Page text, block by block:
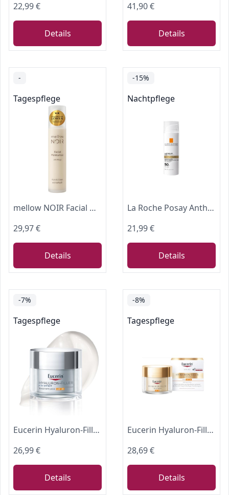
22,99 €
Details
41,90 €
Details
-
Tagespflege
mellow NOIR Facial Moisturiser 50ml Gesichtscreme
29,97 €
Details
-15%
Nachtpflege
La Roche Posay Anthelios Age Correct, Feuchtigkeitsspendende Anti-Age Tagescreme mit LSF50 für reife, empfindliche Haut, Beugt lichtbedingter Hautalterung vor, Mit Niacinamid und Phe-Resorcinol, 50 ml
21,99 €
Details
-7%
Tagespflege
Eucerin Hyaluron-Filler + 3x Effect Tagespflege LSF 30 50 ml, Gesichtscreme
26,99 €
Details
-8%
Tagespflege
Eucerin Hyaluron-Filler + Elasticity Tagespflege LSF 30 50 ml
28,69 €
Details